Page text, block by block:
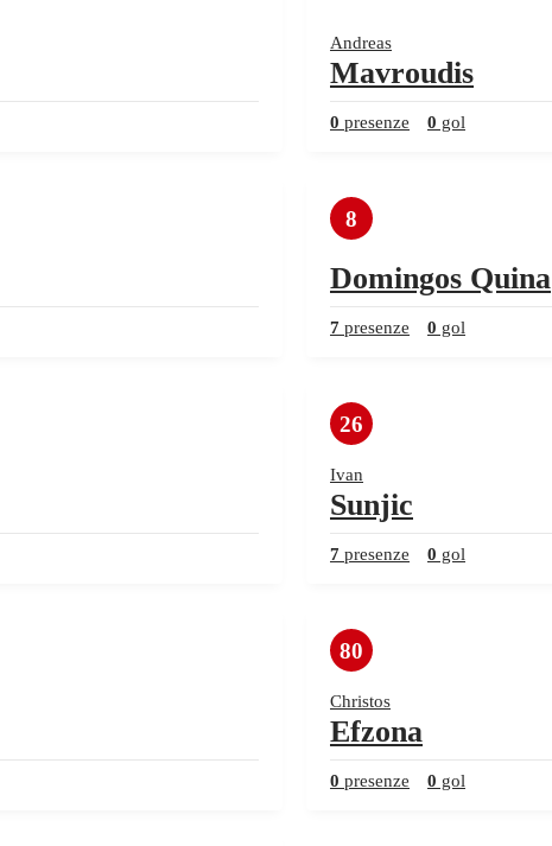
Andreas
Mavroudis
0 presenze 0 gol
8
Domingos Quina
7 presenze 0 gol
26
Ivan
Sunjic
7 presenze 0 gol
80
Christos
Efzona
0 presenze 0 gol